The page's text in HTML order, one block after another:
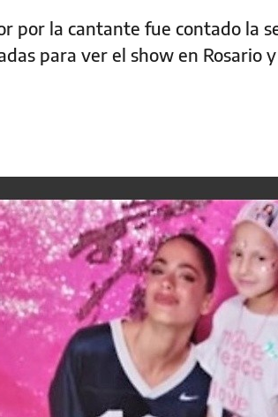
por la cantante fue contado la
para ver el show en Rosario